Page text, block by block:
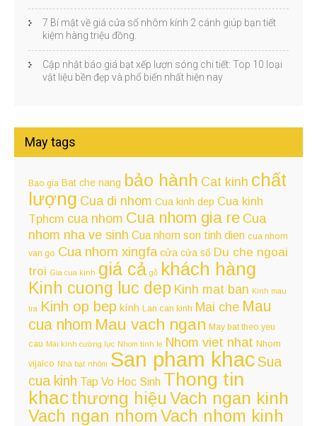
7 Bí mật về giá cửa sổ nhôm kính 2 cánh giúp bạn tiết
kiệm hàng triệu đồng.
Cập nhật báo giá bạt xếp lượn sóng chi tiết: Top 10 loại
vật liệu bền đẹp và phổ biến nhất hiện nay
May tags
Bao gia Bat che nang bảo hành Cat kinh chất
lượng Cua di nhom Cua kinh dep Cua kinh
Tphcm cua nhom Cua nhom gia re Cua
nhom nha ve sinh Cua nhom son tinh dien cua nhom
van go Cua nhom xingfa cửa cửa sổ Du che ngoai
troi Gia cua kinh giá cả gỗ khách hàng
Kinh cuong luc dep Kinh mat ban Kinh mau
tra Kinh op bep kính Lan can kinh Mai che Mau
cua nhom Mau vach ngan May bat theo yeu
cau Mái kính cường lực Nhom tinh le Nhom viet nhat Nhom
vijalco Nhà bạt nhôm San pham khacSua
cua kinh Tap Vo Hoc Sinh Thong tin
khacthương hiệu Vach ngan kinh
Vach ngan nhomVach nhom kinh